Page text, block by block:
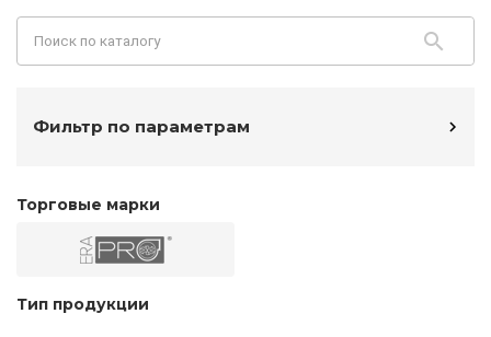
Фильтр по параметрам
Торговые марки
Тип продукции